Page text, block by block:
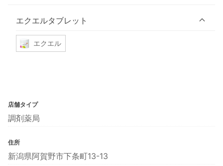
エクエルタブレット
エクエル
店舗タイプ
調剤薬局
住所
新潟県阿賀野市下条町13-13